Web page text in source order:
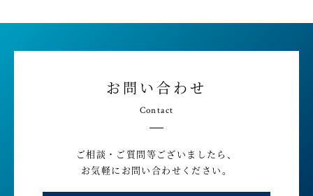
お問い合わせ
Contact
ご相談・ご質問等ございましたら、
お気軽にお問い合わせください。